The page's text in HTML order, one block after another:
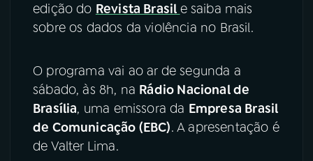
edição do Revista Brasil e saiba mais
sobre os dados da violência no Brasil.
O programa vai ao ar de segunda a
sábado, às 8h, na Rádio Nacional de
Brasília, uma emissora da Empresa Brasil
de Comunicação (EBC). A apresentação é
de Valter Lima.